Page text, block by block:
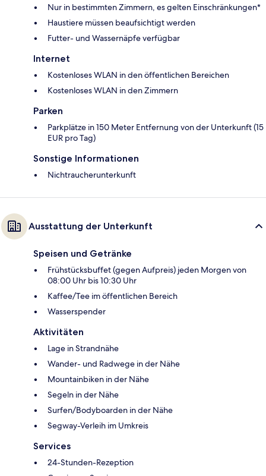
Nur in bestimmten Zimmern, es gelten Einschränkungen*
Haustiere müssen beaufsichtigt werden
Futter- und Wassernäpfe verfügbar
Internet
Kostenloses WLAN in den öffentlichen Bereichen
Kostenloses WLAN in den Zimmern
Parken
Parkplätze in 150 Meter Entfernung von der Unterkunft (15
EUR pro Tag)
Sonstige Informationen
Nichtraucherunterkunft
Ausstattung der Unterkunft
Speisen und Getränke
Frühstücksbuffet (gegen Aufpreis) jeden Morgen von
08:00 Uhr bis 10:30 Uhr
Kaffee/Tee im öffentlichen Bereich
Wasserspender
Aktivitäten
Lage in Strandnähe
Wander- und Radwege in der Nähe
Mountainbiken in der Nähe
Segeln in der Nähe
Surfen/Bodyboarden in der Nähe
Segway-Verleih im Umkreis
Services
24-Stunden-Rezeption